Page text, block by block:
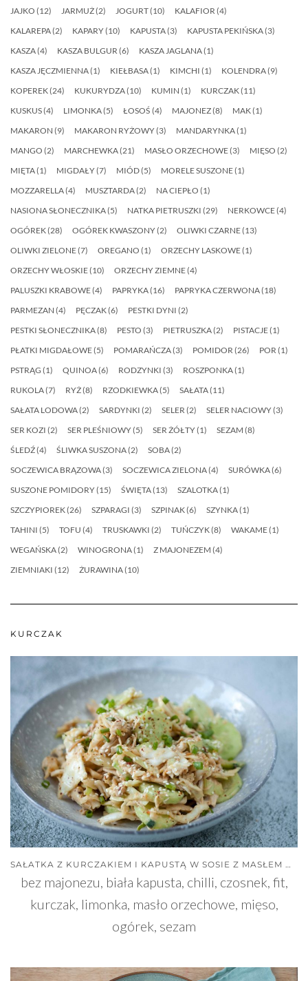
JAJKO (12) JARMUŻ(2) JOGURT(10) KALAFIOR(4)
KALAREPA(2) KAPARY(10) KAPUSTA(3) KAPUSTA PEKIŃSKA(3)
KASZA(4) KASZA BULGUR(6) KASZA JAGLANA(1)
KASZA JĘCZMIENNA(1) KIEŁBASA(1) KIMCHI (1) KOLENDRA(9)
KOPEREK(24) KUKURYDZA(10) KUMIN (1) KURCZAK(11)
KUSKUS(4) LIMONKA(5) ŁOSOŚ (4) MAJONEZ(8) MAK(1)
MAKARON (9) MAKARON RYŻOWY(3) MANDARYNKA(1)
MANGO (2) MARCHEWKA(21) MASŁO ORZECHOWE(3) MIĘSO (2)
MIĘTA(1) MIGDAŁY(7) MIÓD(5) MORELE SUSZONE(1)
MOZZARELLA(4) MUSZTARDA(2) NA CIEPŁO (1)
NASIONA SŁONECZNIKA(5) NATKA PIETRUSZKI (29) NERKOWCE(4)
OGÓREK(28) OGÓREK KWASZONY(2) OLIWKI CZARNE(13)
OLIWKI ZIELONE(7) OREGANO (1) ORZECHY LASKOWE(1)
ORZECHY WŁOSKIE(10) ORZECHY ZIEMNE(4)
PALUSZKI KRABOWE(4) PAPRYKA(16) PAPRYKA CZERWONA(18)
PARMEZAN (4) PĘCZAK(6) PESTKI DYNI (2)
PESTKI SŁONECZNIKA(8) PESTO (3) PIETRUSZKA(2) PISTACJE(1)
PŁATKI MIGDAŁOWE(5) POMARAŃCZA(3) POMIDOR(26) POR(1)
PSTRĄG (1) QUINOA(6) RODZYNKI (3) ROSZPONKA(1)
RUKOLA(7) RYŻ(8) RZODKIEWKA(5) SAŁATA(11)
SAŁATA LODOWA(2) SARDYNKI (2) SELER(2) SELER NACIOWY(3)
SER KOZI (2) SER PLEŚNIOWY(5) SER ŻÓŁTY(1) SEZAM (8)
ŚLEDŹ(4) ŚLIWKA SUSZONA(2) SOBA(2)
SOCZEWICA BRĄZOWA(3) SOCZEWICA ZIELONA(4) SURÓWKA(6)
SUSZONE POMIDORY(15) ŚWIĘTA(13) SZALOTKA(1)
SZCZYPIOREK(26) SZPARAGI (3) SZPINAK(6) SZYNKA(1)
TAHINI (5) TOFU (4) TRUSKAWKI (2) TUŃCZYK(8) WAKAME(1)
WEGAŃSKA(2) WINOGRONA(1) Z MAJONEZEM (4)
ZIEMNIAKI (12) ŻURAWINA(10)
KURCZAK
SAŁATKA Z KURCZAKIEM I KAPUSTĄ W SOSIE Z MASŁEM ORZECHOWYM
bez majonezu, biała kapusta, chilli, czosnek, fit,
kurczak, limonka, masło orzechowe, mięso,
ogórek, sezam